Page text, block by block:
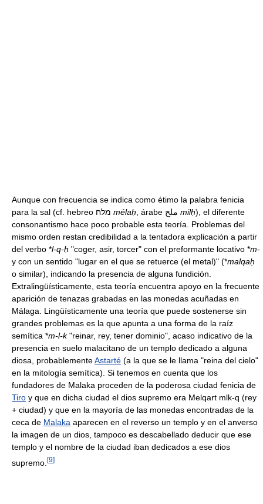
Aunque con frecuencia se indica como étimo la palabra fenicia
mélaḥ milḥ), el diferente
consonantismo hace poco probable esta teoría. Problemas del
mismo orden restan credibilidad a la tentadora explicación a partir
del verbo *l-q-ḥ "coger, asir, torcer" con el preformante locativo *m-
y con un sentido "lugar en el que se retuerce (el metal)" (*malqaḥ
o similar), indicando la presencia de alguna fundición.
Extralingüísticamente, esta teoría encuentra apoyo en la frecuente
aparición de tenazas grabadas en las monedas acuñadas en
Málaga. Lingüísticamente una teoría que puede sostenerse sin
grandes problemas es la que apunta a una forma de la raíz
semítica *m-l-k"reinar, rey, tener dominio", acaso indicativo de la
presencia en suelo malacitano de un templo dedicado a alguna
diosa, probablementeAstarté (a la que se le llama "reina del cielo"
en la mitología semítica). Si tenemos en cuenta que los
fundadores de Malaka proceden de la poderosa ciudad fenicia de
Tiro y que en dicha ciudad el dios supremo era Melqart mlk-q (rey
+ ciudad) y que en la mayoría de las monedas encontradas de la
ceca de Malaka aparecen en el reverso un templo y en el anverso
la imagen de un dios, tampoco es descabellado deducir que ese
templo y el nombre de la ciudad iban dedicados a ese dios
supremo. [9]